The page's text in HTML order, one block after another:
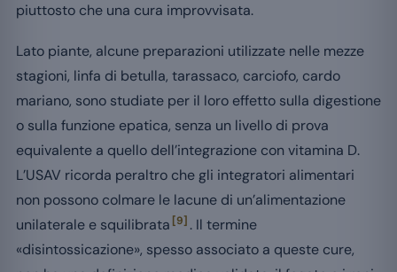
piuttosto che una cura improvvisata.
Lato piante, alcune preparazioni utilizzate nelle mezze
stagioni, linfa di betulla, tarassaco, carciofo, cardo
mariano, sono studiate per il loro effetto sulla digestione
o sulla funzione epatica, senza un livello di prova
equivalente a quello dell’integrazione con vitamina D.
L’USAV ricorda peraltro che gli integratori alimentari
non possono colmare le lacune di un’alimentazione
unilaterale e squilibrata [9] . Il termine
«disintossicazione», spesso associato a queste cure,